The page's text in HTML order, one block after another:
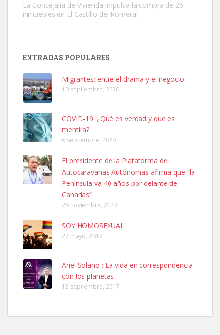
Leales.org » Gran Canaria
SHIBA PERDIDO AVDA JOSE MESA Y LOPEZ
PERRO MACHO RAZA SHIBA CON MICROCHIP PERDIDO HOY
06/07/2025 ZONA MESA Y LOPEZ. ES MUY ASUSTADIZO
Leales.org » Gran Canaria
6.7.2025
Ninfa perdida
El día 5 se los perdió una ninfa papillera, asustada tiene miedo a la
calle, se perdió por la zon...
La Concejalía de Vivienda impulsa la compra de 26
inmuebles en El Castillo del Romeral
ENTRADAS POPULARES
Migrantes: entre el drama y el negocio
19 septiembre, 2020
COVID-19: ¿Qué es verdad y que es
mentira?
6 septiembre, 2020
El presidente de la Plataforma de
Autocaravanas Autónomas afirma que “la
Península va 40 años por delante de
Canarias”
26 noviembre, 2023
SOY HOMOSEXUAL
27 mayo, 2017
Ariel Solano : La vida en correspondencia
con los planetas
13 septiembre, 2017